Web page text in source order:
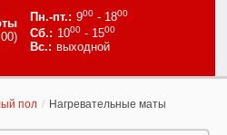
900- 1800
1000- 1500
выходной
пол / Нагревательные маты